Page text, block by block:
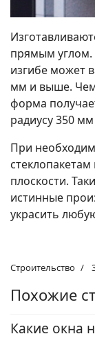
прямым углом.
изгибе может
мм и выше. Чем
форма
радиусу 350
При
плоскости.
истинные
украсить
Строительство
Похожие
Какие окна